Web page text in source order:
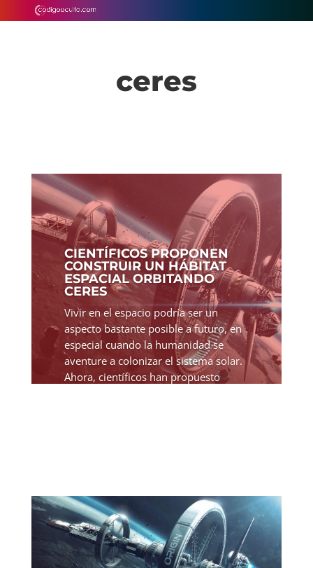
ceres
CIENTÍFICOS PROPONEN
CONSTRUIR UN HÁBITAT
ESPACIAL ORBITANDO
CERES
Vivir en el espacio podría ser un
aspecto bastante posible a futuro, en
especial cuando la humanidad se
aventure a colonizar el sistema solar.
Ahora, científicos han propuesto